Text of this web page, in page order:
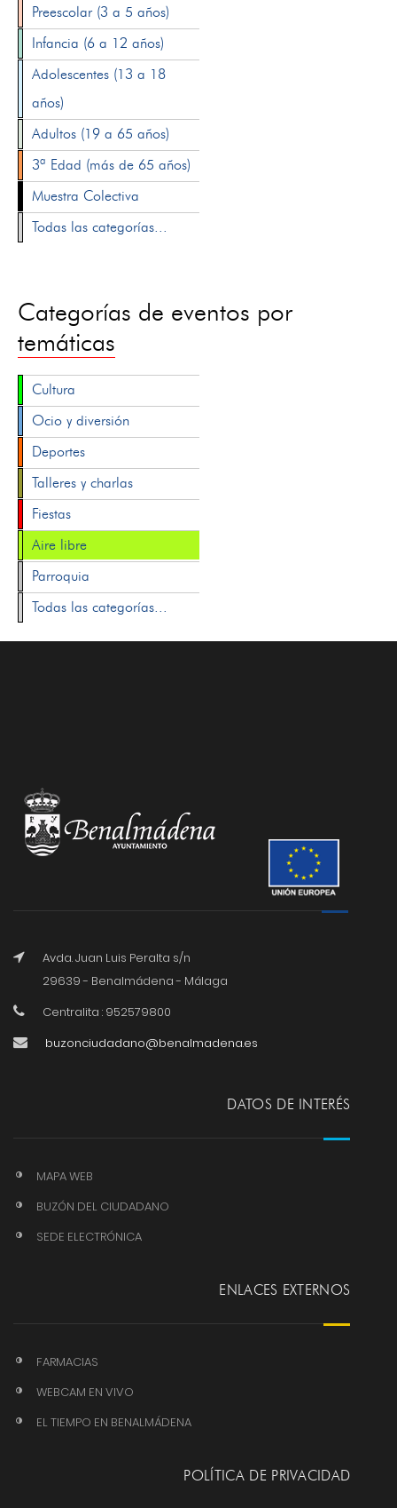
Preescolar (3 a 5 años)
Infancia (6 a 12 años)
Adolescentes (13 a 18
años)
Adultos (19 a 65 años)
3ª Edad (más de 65 años)
Muestra Colectiva
Todas las categorías...
Categorías de eventos por
temáticas
Cultura
Ocio y diversión
Deportes
Talleres y charlas
Fiestas
Aire libre
Parroquia
Todas las categorías...
Avda. Juan Luis Peralta s/n
29639 - Benalmádena - Málaga
Centralita : 952579800
buzonciudadano@benalmadena.es
DATOS DE INTERÉS
MAPA WEB
BUZÓN DEL CIUDADANO
SEDE ELECTRÓNICA
ENLACES EXTERNOS
FARMACIAS
WEBCAM EN VIVO
EL TIEMPO EN BENALMÁDENA
POLÍTICA DE PRIVACIDAD